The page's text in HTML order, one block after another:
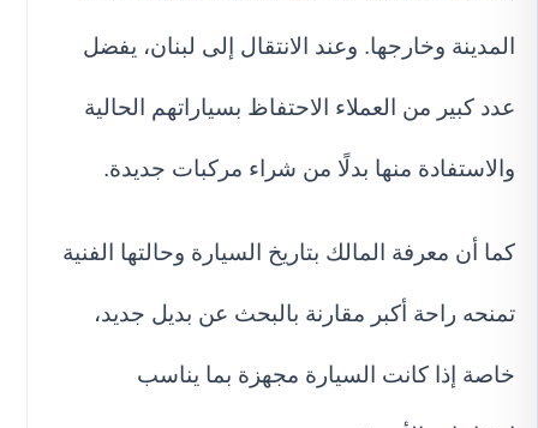
المدينة وخارجها. وعند الانتقال إلى لبنان، يفضل
عدد كبير من العملاء الاحتفاظ بسياراتهم الحالية
والاستفادة منها بدلًا من شراء مركبات جديدة.
كما أن معرفة المالك بتاريخ السيارة وحالتها الفنية
تمنحه راحة أكبر مقارنة بالبحث عن بديل جديد،
خاصة إذا كانت السيارة مجهزة بما يناسب